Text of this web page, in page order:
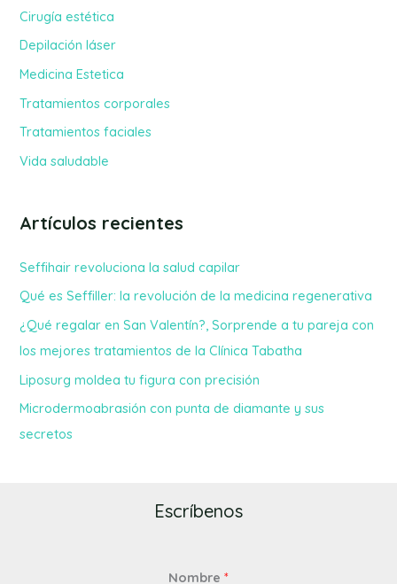
o
r
Cirugía estética
Depilación láser
Medicina Estetica
Tratamientos corporales
Tratamientos faciales
Vida saludable
Artículos recientes
Seffihair revoluciona la salud capilar
Qué es Seffiller: la revolución de la medicina regenerativa
¿Qué regalar en San Valentín?, Sorprende a tu pareja con
los mejores tratamientos de la Clínica Tabatha
Liposurg moldea tu figura con precisión
Microdermoabrasión con punta de diamante y sus
secretos
Escríbenos
Nombre *